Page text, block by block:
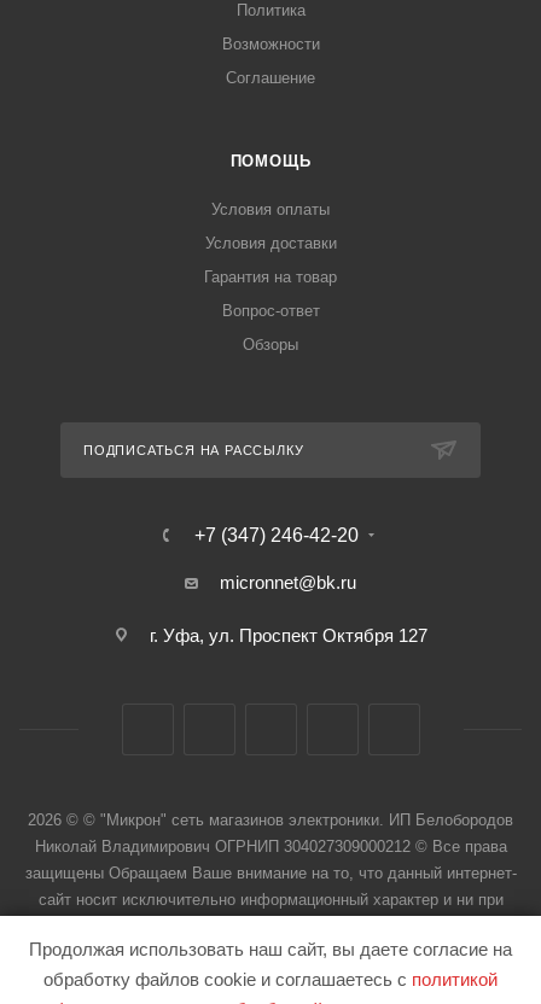
Политика
Возможности
Соглашение
ПОМОЩЬ
Условия оплаты
Условия доставки
Гарантия на товар
Вопрос-ответ
Обзоры
ПОДПИСАТЬСЯ НА РАССЫЛКУ
+7 (347) 246-42-20
micronnet@bk.ru
г. Уфа, ул. Проспект Октября 127
2026 © © "Микрон" сеть магазинов электроники. ИП Белобородов
Николай Владимирович ОГРНИП 304027309000212 © Все права
защищены Обращаем Ваше внимание на то, что данный интернет-
сайт носит исключительно информационный характер и ни при
Продолжая использовать наш сайт, вы даете согласие на
обработку файлов cookie и соглашаетесь с политикой